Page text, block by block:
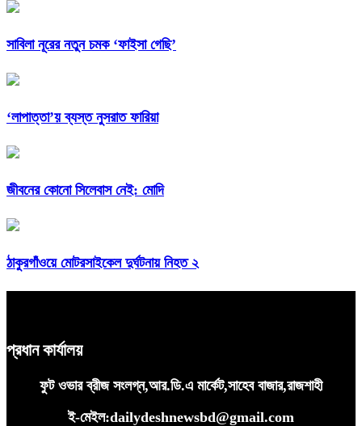
সাবিলা নূরের নতুন চমক ‘ফাইসা গেছি’
‘লাপাত্তা’য় ব্যস্ত নুসরাত ফারিয়া
জীবনের কোনো সিলেবাস নেই: মোদি
ঠাকুরগাঁওয়ে মোটরসাইকেল দুর্ঘটনায় নিহত ২
প্রধান কার্যালয়
ফুট ওভার ব্রীজ সংলগ্ন,আর.ডি.এ মার্কেট,সাহেব বাজার,রাজশাহী
ই-মেইল:dailydeshnewsbd@gmail.com